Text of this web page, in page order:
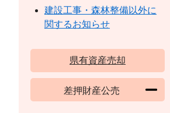
建設工事・森林整備以外に
関するお知らせ
県有資産売却
差押財産公売